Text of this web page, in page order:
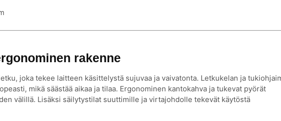
rakenne
joka tekee laitteen käsittelystä sujuvaa ja vaivatonta. Letkukelan ja
mikä säästää aikaa ja tilaa. Ergonominen kantokahva ja tukevat pyörät
välillä. Lisäksi säilytystilat suuttimille ja virtajohdolle tekevät käytöstä